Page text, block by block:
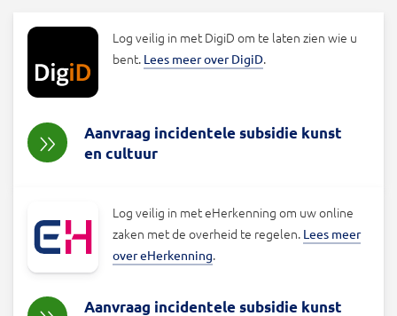
Log veilig in met DigiD om te laten zien wie u
bent. Lees meer over DigiD.
Aanvraag incidentele subsidie kunst
en cultuur
Log veilig in met eHerkenning om uw online
zaken met de overheid te regelen. Lees meer
over eHerkenning.
Aanvraag incidentele subsidie kunst